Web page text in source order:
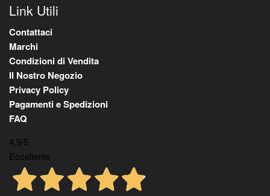
Link Utili
Contattaci
Marchi
Condizioni di Vendita
Il Nostro Negozio
Privacy Policy
Pagamenti e Spedizioni
FAQ
4,9/5
Eccellente